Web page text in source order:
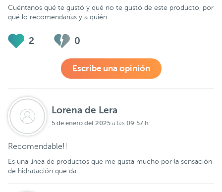
Cuéntanos qué te gustó y qué no te gustó de este producto, por
qué lo recomendarías y a quién.
2 0
Escribe una opinión
Lorena de Lera
5 de enero del 2025 a las 09:57 h
Recomendable!!
Es una línea de productos que me gusta mucho por la sensación
de hidratación que da.